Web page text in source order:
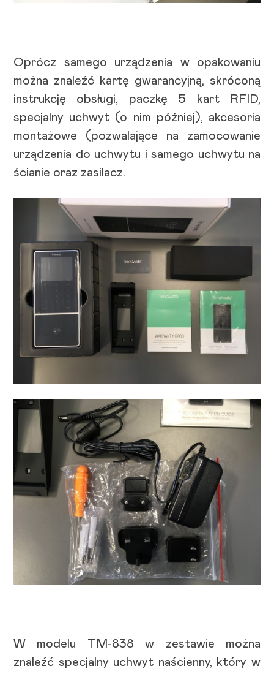
Oprócz samego urządzenia w opakowaniu
można znaleźć kartę gwarancyjną, skróconą
instrukcję obsługi, paczkę 5 kart RFID,
specjalny uchwyt (o nim później), akcesoria
montażowe (pozwalające na zamocowanie
urządzenia do uchwytu i samego uchwytu na
ścianie oraz zasilacz.
W modelu TM-838 w zestawie można
znaleźć specjalny uchwyt naścienny, który w